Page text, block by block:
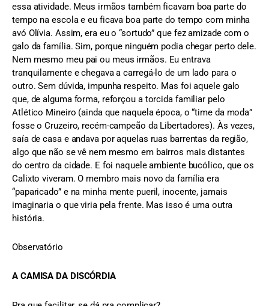
essa atividade. Meus irmãos também ficavam boa parte do
tempo na escola e eu ficava boa parte do tempo com minha
avó Olívia. Assim, era eu o “sortudo” que fez amizade com o
galo da família. Sim, porque ninguém podia chegar perto dele.
Nem mesmo meu pai ou meus irmãos. Eu entrava
tranquilamente e chegava a carregá-lo de um lado para o
outro. Sem dúvida, impunha respeito. Mas foi aquele galo
que, de alguma forma, reforçou a torcida familiar pelo
Atlético Mineiro (ainda que naquela época, o “time da moda”
fosse o Cruzeiro, recém-campeão da Libertadores). Às vezes,
saía de casa e andava por aquelas ruas barrentas da região,
algo que não se vê nem mesmo em bairros mais distantes
do centro da cidade. E foi naquele ambiente bucólico, que os
Calixto viveram. O membro mais novo da família era
“paparicado” e na minha mente pueril, inocente, jamais
imaginaria o que viria pela frente. Mas isso é uma outra
história.
Observatório
A CAMISA DA DISCÓRDIA